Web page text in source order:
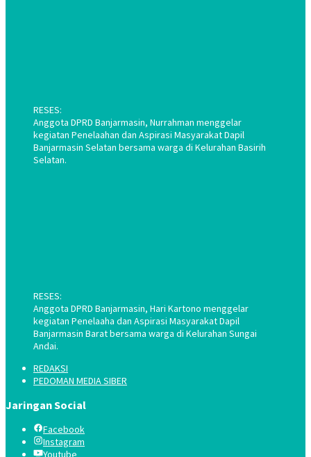
RESES:
Anggota DPRD Banjarmasin, Nurrahman menggelar
kegiatan Penelaahan dan Aspirasi Masyarakat Dapil
Banjarmasin Selatan bersama warga di Kelurahan Basirih
Selatan.
RESES:
Anggota DPRD Banjarmasin, Hari Kartono menggelar
kegiatan Penelaaha dan Aspirasi Masyarakat Dapil
Banjarmasin Barat bersama warga di Kelurahan Sungai
Andai.
REDAKSI
PEDOMAN MEDIA SIBER
Jaringan Social
Facebook
Instagram
Youtube